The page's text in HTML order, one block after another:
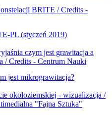
PL (styczeń 2019)
jest mikrograwitacja?